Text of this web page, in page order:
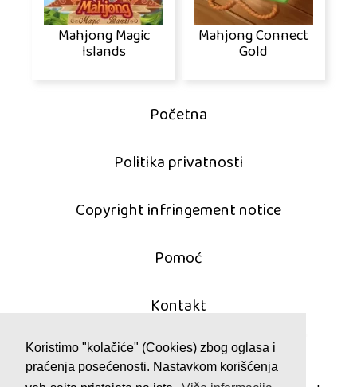
Koristimo "kolačiće" (Cookies) zbog oglasa i
praćenja posećenosti. Nastavkom korišćenja
Mahjong Magic
Islands
Mahjong Connect
Gold
Početna
Politika privatnosti
Copyright infringement notice
Pomoć
Kontakt
© 2011 - 2026 mahjong-igrice.com